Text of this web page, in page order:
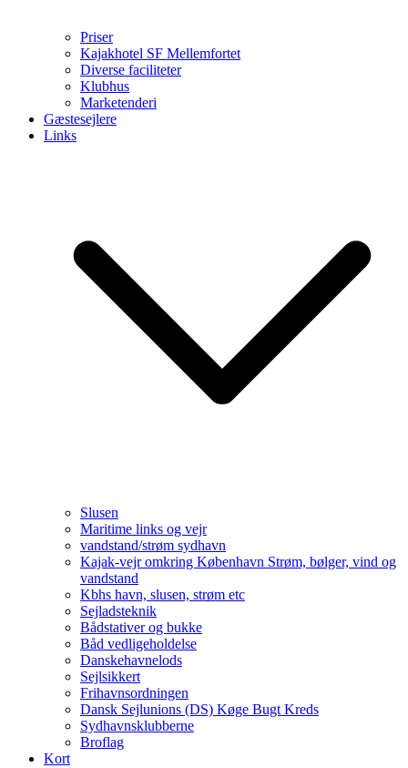
Priser
Kajakhotel SF Mellemfortet
Diverse faciliteter
Klubhus
Marketenderi
Gæstesejlere
Links
Slusen
Maritime links og vejr
vandstand/strøm sydhavn
Kajak-vejr omkring København Strøm, bølger, vind og
vandstand
Kbhs havn, slusen, strøm etc
Sejladsteknik
Bådstativer og bukke
Båd vedligeholdelse
Danskehavnelods
Sejlsikkert
Frihavnsordningen
Dansk Sejlunions (DS) Køge Bugt Kreds
Sydhavnsklubberne
Broflag
Kort